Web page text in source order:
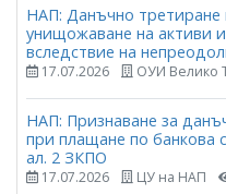
НАП: Данъчно
унищожаване на активи
вследствие на
17.07.2026 ОУИ Велико
НАП: Признаване за
при плащане по банкова
ал. 2 ЗКПО
17.07.2026 ЦУ на НАП